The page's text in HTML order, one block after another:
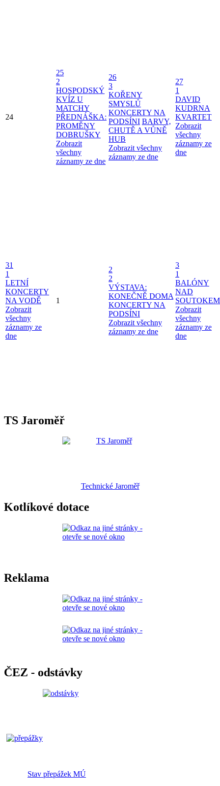
24
25
2
HOSPODSKÝ
KVÍZ U
MATCHY
PŘEDNÁŠKA:
PROMĚNY
DOBRUŠKY
Zobrazit
všechny
záznamy ze dne
26
3
KOŘENY
SMYSLŮ
KONCERTY NA
PODSÍNI BARVY,
CHUTĚ A VŮNĚ
HUB
Zobrazit všechny
záznamy ze dne
27
1
DAVID
KUDRNA
KVARTET
Zobrazit
všechny
záznamy ze
dne
31
1
LETNÍ
KONCERTY
NA VODĚ
Zobrazit
všechny
záznamy ze
dne
1
2
2
VÝSTAVA:
KONEČNĚ DOMA
KONCERTY NA
PODSÍNI
Zobrazit všechny
záznamy ze dne
3
1
BALÓNY
NAD
SOUTOKEM
Zobrazit
všechny
záznamy ze
dne
TS Jaroměř
Technické Jaroměř
Kotlíkové dotace
Reklama
ČEZ - odstávky
Stav přepážek MÚ